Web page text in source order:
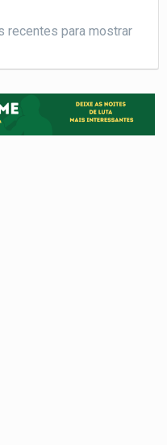
recentes para mostrar